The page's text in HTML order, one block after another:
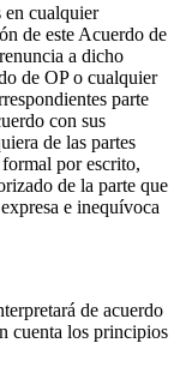
en cualquier
de este Acuerdo de
a dicho
de OP o cualquier
parte
con sus
de las partes
por escrito,
de la parte que
e inequívoca
de acuerdo
cuenta los principios